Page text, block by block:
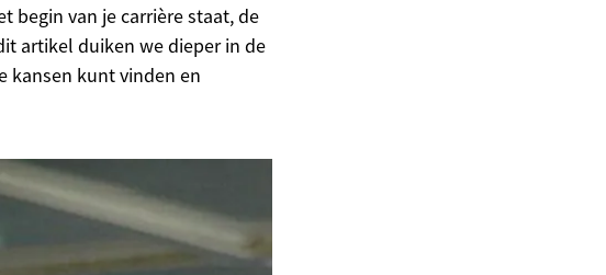
begin van je carrière staat, de
artikel duiken we dieper in de
kansen kunt vinden en